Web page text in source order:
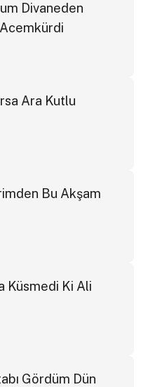
Divaneden
Ara Kutlu
Bu Akşam
Küsmedi Ki Ali
Gördüm Dün